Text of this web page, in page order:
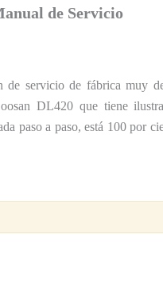
de Servicio
de servicio de fábrica muy
DL420 ​​que tiene
paso a paso, está 100 por